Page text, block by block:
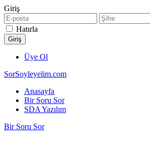
Giriş
Hatırla
Üye Ol
SorSoyleyelim.com
Anasayfa
Bir Soru Sor
SDA Yazılım
Bir Soru Sor